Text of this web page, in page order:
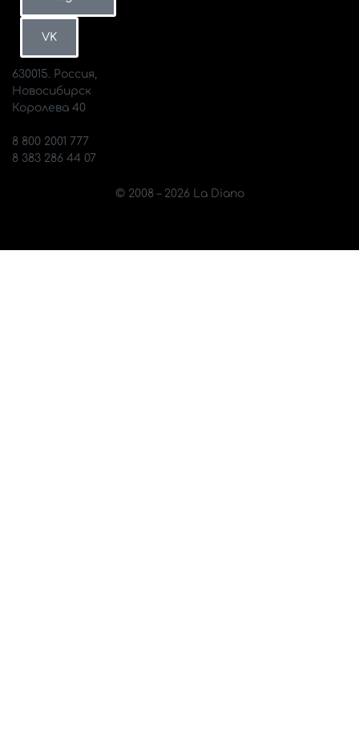
Петербург
VK
630015. Россия,
Новосибирск
Королева 40
8 800 2001 777
8 383 286 44 07
© 2008 – 2026 La Diano